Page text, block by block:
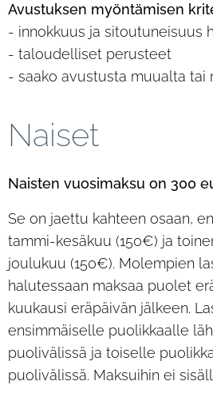
Avustuksen myöntämisen
- innokkuus ja sitoutuneisuus
- taloudelliset perusteet
- saako avustusta muualta tai
Naiset
Naisten vuosimaksu on 300
Se on jaettu kahteen osaan,
tammi-kesäkuu (150€) ja
joulukuu (150€). Molempien
halutessaan maksaa puolet
kuukausi eräpäivän jälkeen.
ensimmäiselle puolikkaalle
puolivälissä ja toiselle
puolivälissä. Maksuihin ei